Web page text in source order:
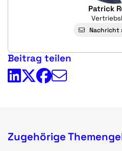
Patrick
Nachricht
Beitrag teilen
Zugehörige